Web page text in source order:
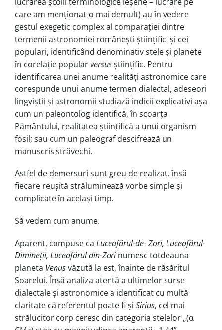
care am menționat-o mai demult) au în vedere
gestul exegetic com­plex al comparației dintre
termenii astronomiei românești științifici și cei
populari, identificând denominativ ste­le și planete
în corelație popularversusștiințific. Pentru
identificarea unei anu­me realități astronomice care
cores­punde unui anume termen dialectal, adeseori
lingviștii și astronomii studiază indicii explicativi așa
cum un paleon­to­log identifică, în scoarța
Pământului, re­alitatea științifică a unui organism
fosil; sau cum un paleograf descifrează un
manuscris străvechi.
Astfel de demersuri sunt greu de realizat, însă
fiecare reușită strălu­mi­nează vorbe simple și
complicate în același timp.
Să vedem cum anume.
Aparent, compuse ca Luceafărul-de- Zori, Luceafărul-
Dimineții, Luceafăruldin-Zorinumesc tot­dea­una
planeta Venusvăzută la est, înainte de răsăritul
Soarelui. Însă analiza atentă a ultimelor surse
dialectale și astrono­mice a iden­tificat cu multă
claritate că referentul poate fi și Sirius, cel mai
strălucitor corp ceresc din categoria stelelor „(α